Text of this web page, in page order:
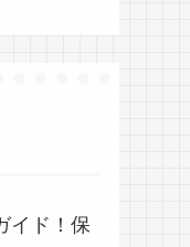
イド！保